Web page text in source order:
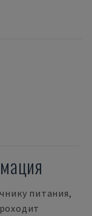
питания,